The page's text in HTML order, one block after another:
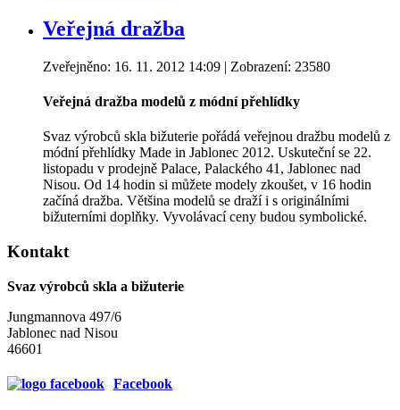
Veřejná dražba
Zveřejněno: 16. 11. 2012 14:09 | Zobrazení: 23580
Veřejná dražba modelů z módní přehlídky
Svaz výrobců skla bižuterie pořádá veřejnou dražbu modelů z
módní přehlídky Made in Jablonec 2012. Uskuteční se 22.
listopadu v prodejně Palace, Palackého 41, Jablonec nad
Nisou. Od 14 hodin si můžete modely zkoušet, v 16 hodin
začíná dražba. Většina modelů se draží i s originálními
bižuterními doplňky. Vyvolávací ceny budou symbolické.
Kontakt
Svaz výrobců skla a bižuterie
Jungmannova 497/6
Jablonec nad Nisou
46601
Facebook